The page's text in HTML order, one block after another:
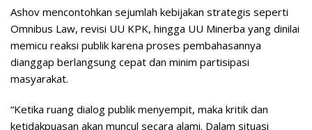
Ashov mencontohkan sejumlah kebijakan strategis seperti
Omnibus Law, revisi UU KPK, hingga UU Minerba yang dinilai
memicu reaksi publik karena proses pembahasannya
dianggap berlangsung cepat dan minim partisipasi
masyarakat.
“Ketika ruang dialog publik menyempit, maka kritik dan
ketidakpuasan akan muncul secara alami. Dalam situasi